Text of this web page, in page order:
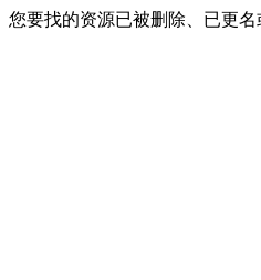
您要找的资源已被删除、已更名